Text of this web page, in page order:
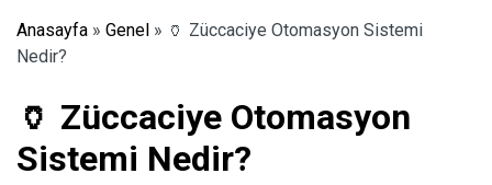
Anasayfa » Genel » 🏺 Züccaciye Otomasyon Sistemi
Nedir?
🏺 Züccaciye Otomasyon
Sistemi Nedir?